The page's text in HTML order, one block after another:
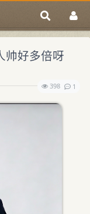
帅好多倍呀
398
1